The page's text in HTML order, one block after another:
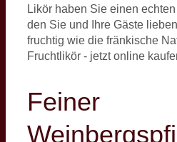
Likör haben Sie einen
den Sie und Ihre Gäste
fruchtig wie die fränkische
Fruchtlikör - jetzt online
Feiner